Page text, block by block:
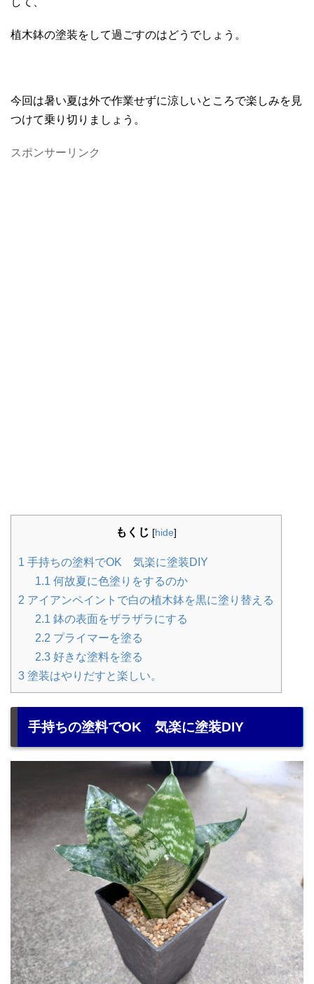
植木鉢の塗装をして過ごすのはどうでしょう。
今回は暑い夏は外で作業せずに涼しいところで楽しみを見
つけて乗り切りましょう。
スポンサーリンク
もくじ [hide]
1 手持ちの塗料でOK 気楽に塗装DIY
1.1 何故夏に色塗りをするのか
2 アイアンペイントで白の植木鉢を黒に塗り替える
2.1 鉢の表面をザラザラにする
2.2 プライマーを塗る
2.3 好きな塗料を塗る
3 塗装はやりだすと楽しい。
手持ちの塗料でOK 気楽に塗装DIY